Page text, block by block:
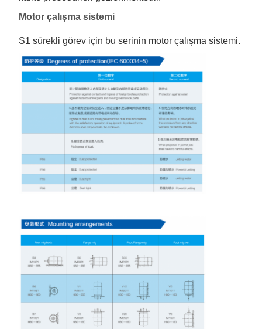
Motor çalışma sistemi
S1 sürekli görev için bu serinin motor çalışma sistemi.